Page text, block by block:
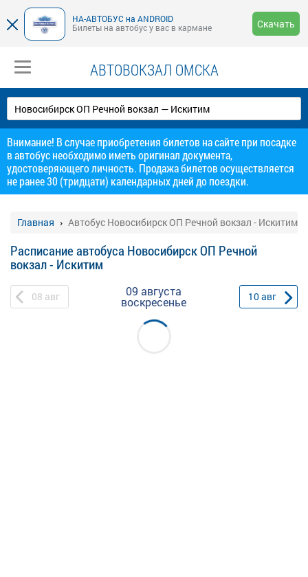
НА-АВТОБУС на ANDROID
Билеты на автобус у вас в кармане
Скачать
АВТОВОКЗАЛ ОМСКА
Внимание! В случае приобретения билетов на сайте при посадке
в автобус необходимо иметь оригинал документа,
удостоверяющего личность. Продажа билетов осуществляется
не ранее 30 (тридцати) календарных дней до поездки.
Главная Автобус Новосибирск ОП Речной вокзал - Искитим
Расписание автобуса Новосибирск ОП Речной
вокзал - Искитим
08 авг 09 августа
воскресенье 10авг